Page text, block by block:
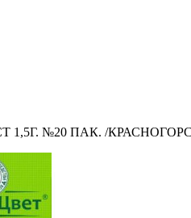
№20 ПАК. /